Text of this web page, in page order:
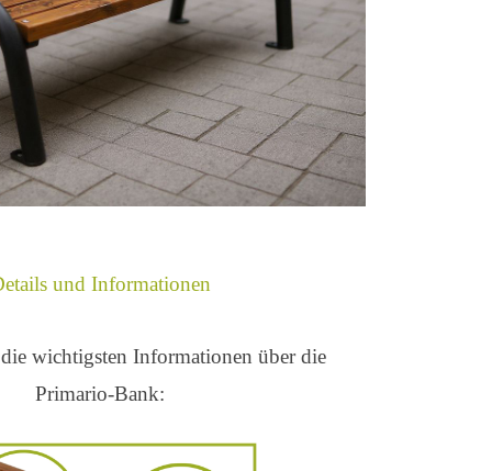
und Informationen
wichtigsten Informationen über die
Primario-Bank: